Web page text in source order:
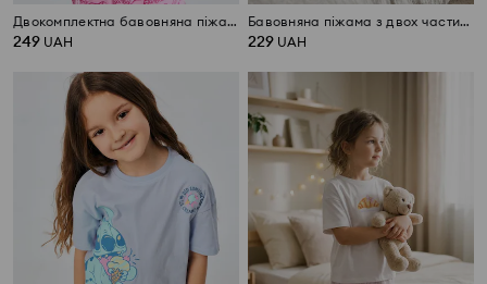
Двокомплектна бавовняна піжама Barbie
249 UAH
Бавовняна піжама з двох частин з принтом єдинорога
229 UAH